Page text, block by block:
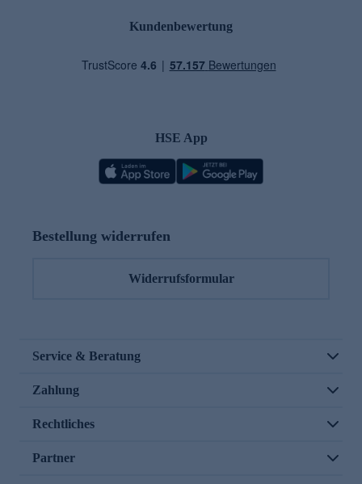
Kundenbewertung
HSE App
Bestellung widerrufen
Widerrufsformular
Service & Beratung
Zahlung
Rechtliches
Partner